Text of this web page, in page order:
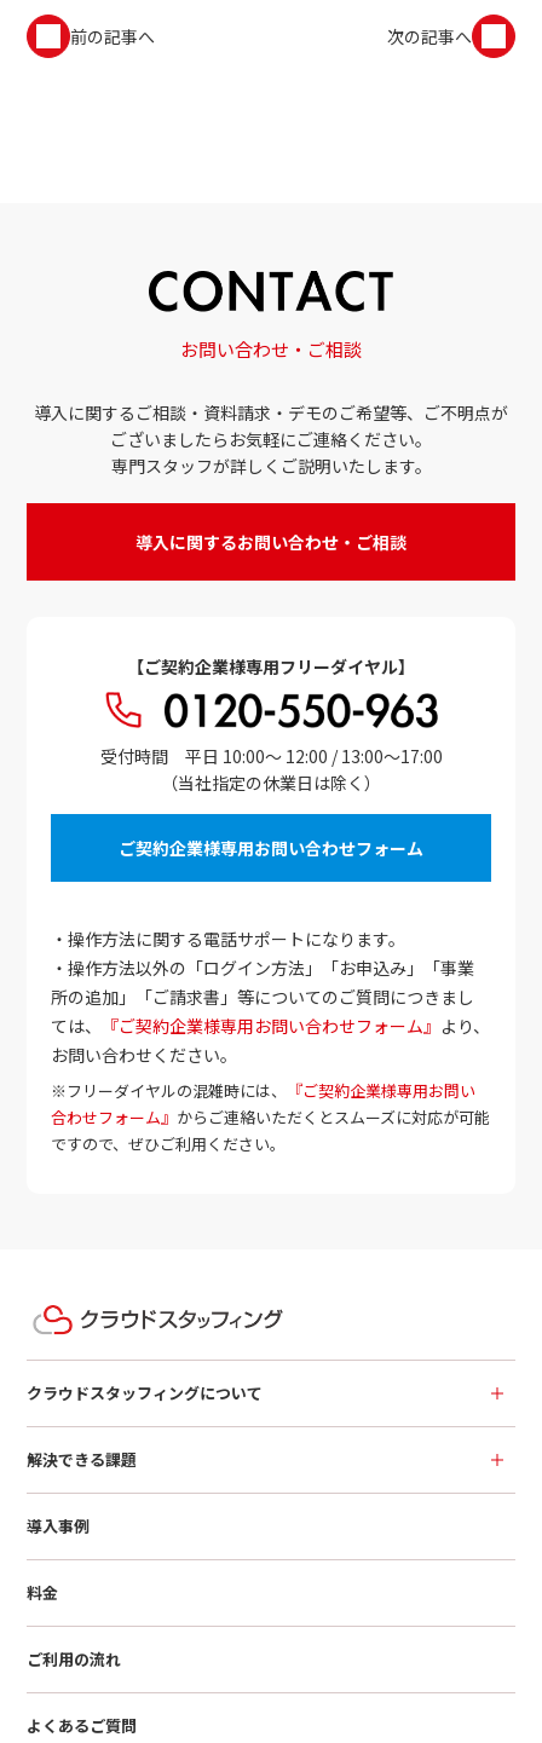
前の記事へ 次の記事へ
お問い合わせ・ご相談
導入に関するご相談・資料請求・デモのご希望等、ご不明点が
ございましたらお気軽にご連絡ください。
専門スタッフが詳しくご説明いたします。
導入に関するお問い合わせ・ご相談
【ご契約企業様専用フリーダイヤル】
受付時間 平日 10:00～ 12:00 / 13:00～17:00
（当社指定の休業日は除く）
ご契約企業様専用お問い合わせフォーム
・操作方法に関する電話サポートになります。
・操作方法以外の「ログイン方法」「お申込み」「事業
所の追加」「ご請求書」等についてのご質問につきまし
ては、
『ご契約企業様専用お問い合わせフォーム』 より、
お問い合わせください。
※フリーダイヤルの混雑時には、
『ご契約企業様専用お問い
合わせフォーム』 からご連絡いただくとスムーズに対応が可能
ですので、ぜひご利用ください。
クラウドスタッフィングについて
解決できる課題
導入事例
料金
ご利用の流れ
よくあるご質問